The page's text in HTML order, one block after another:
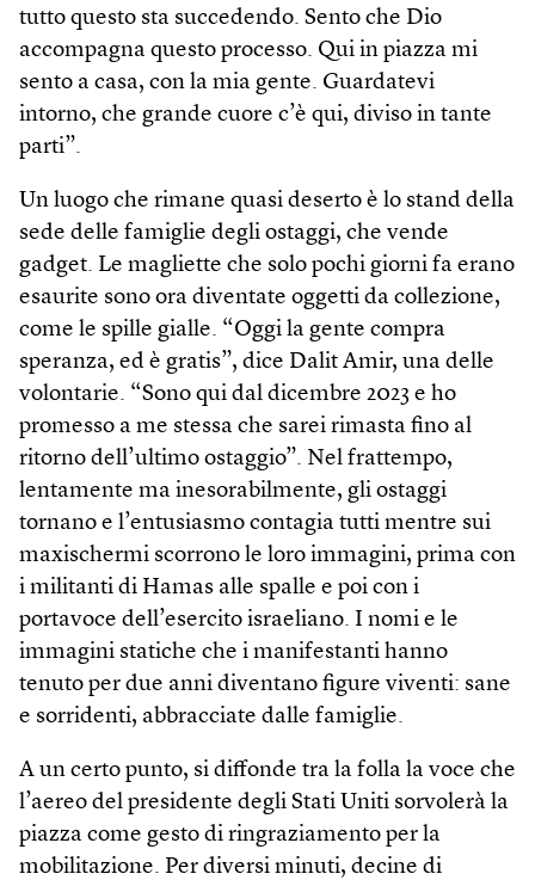
tutto questo sta succedendo. Sento che Dio
accompagna questo processo. Qui in piazza mi
sento a casa, con la mia gente. Guardatevi
intorno, che grande cuore c’è qui, diviso in tante
parti”.
Un luogo che rimane quasi deserto è lo stand della
sede delle famiglie degli ostaggi, che vende
gadget. Le magliette che solo pochi giorni fa erano
esaurite sono ora diventate oggetti da collezione,
come le spille gialle. “Oggi la gente compra
speranza, ed è gratis”, dice Dalit Amir, una delle
volontarie. “Sono qui dal dicembre 2023 e ho
promesso a me stessa che sarei rimasta fino al
ritorno dell’ultimo ostaggio”. Nel frattempo,
lentamente ma inesorabilmente, gli ostaggi
tornano e l’entusiasmo contagia tutti mentre sui
maxischermi scorrono le loro immagini, prima con
i militanti di Hamas alle spalle e poi con i
portavoce dell’esercito israeliano. I nomi e le
immagini statiche che i manifestanti hanno
tenuto per due anni diventano figure viventi: sane
e sorridenti, abbracciate dalle famiglie.
A un certo punto, si diffonde tra la folla la voce che
l’aereo del presidente degli Stati Uniti sorvolerà la
piazza come gesto di ringraziamento per la
mobilitazione. Per diversi minuti, decine di